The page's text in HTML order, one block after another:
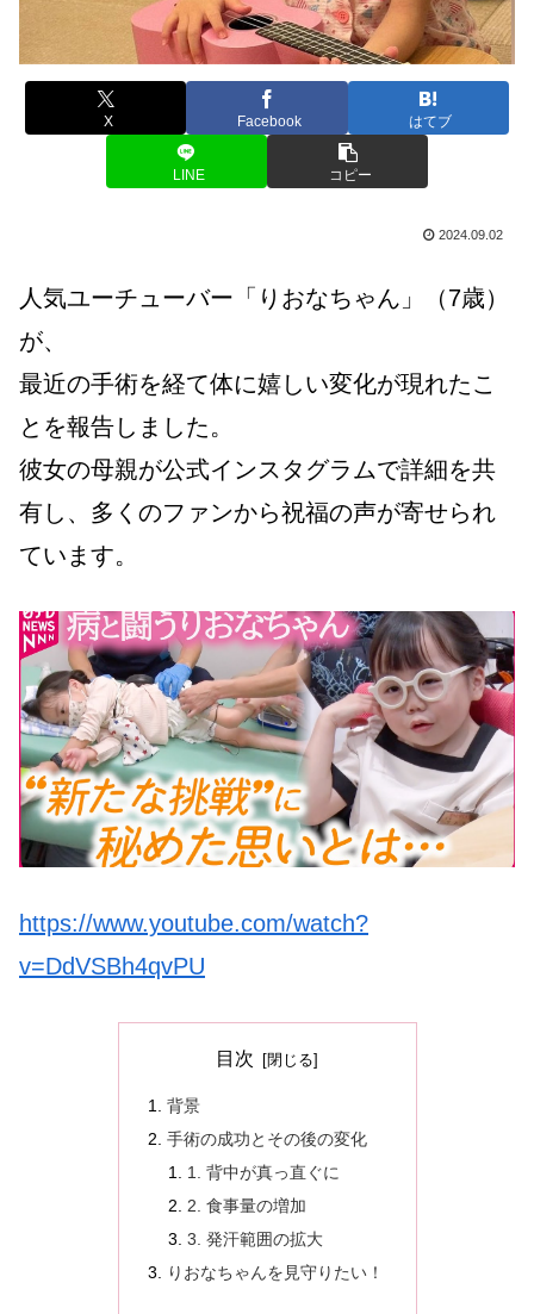
X Facebook はてブ
LINE コピー
2024.09.02
人気ユーチューバー「りおなちゃん」（7歳）
が、
最近の手術を経て体に嬉しい変化が現れたこ
とを報告しました。
彼女の母親が公式インスタグラムで詳細を共
有し、多くのファンから祝福の声が寄せられ
ています。
https://www.youtube.com/watch?
v=DdVSBh4qvPU
目次
背景
手術の成功とその後の変化
1. 背中が真っ直ぐに
2. 食事量の増加
3. 発汗範囲の拡大
りおなちゃんを見守りたい！